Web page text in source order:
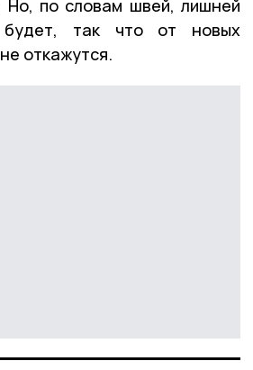
Но, по словам швей, лишней
так что от новых
откажутся.